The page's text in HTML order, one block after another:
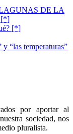
DE LA
[*]
[*]
“las temperaturas”
por aportar al
sociedad, nos
pluralista.